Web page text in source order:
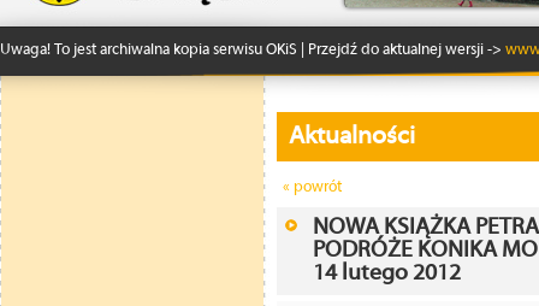
Uwaga! To jest archiwalna kopia serwisu OKiS | Przejdź do aktualnej wersji ->
Aktualności
« powrót
NOWA KSIĄŻKA
PODRÓŻE KONIKA
14 lutego 2012